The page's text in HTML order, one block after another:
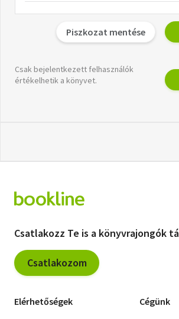
Piszkozat mentése
Csak bejelentkezett felhasználók
értékelhetik a könyvet.
Csatlakozz Te is a könyvrajongók
Csatlakozom
Elérhetőségek Cégünk